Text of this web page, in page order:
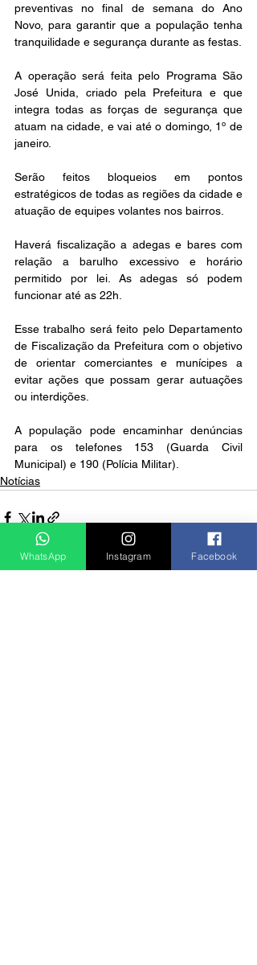
preventivas no final de semana do Ano
Novo, para garantir que a população tenha
A operação será feita pelo Programa São
José Unida, criado pela Prefeitura e que
integra todas as forças de segurança que
atuam na cidade, e vai até o domingo, 1º de
janeiro.
Serão feitos bloqueios em pontos
estratégicos de todas as regiões da cidade e
atuação de equipes volantes nos bairros.
Haverá fiscalização a adegas e bares com
relação a barulho excessivo e horário
permitido por lei. As adegas só podem
funcionar até as 22h.
Esse trabalho será feito pelo Departamento
de Fiscalização da Prefeitura com o objetivo
de orientar comerciantes e munícipes a
evitar ações que possam gerar autuações
ou interdições.
A população pode encaminhar denúncias
para os telefones 153 (Guarda Civil
Municipal) e 190 (Polícia Militar).
Notícias
WhatsApp Instagram Facebook